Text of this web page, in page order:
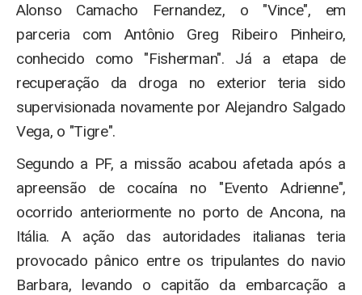
Alonso Camacho Fernandez, o "Vince", em
parceria com Antônio Greg Ribeiro Pinheiro,
conhecido como "Fisherman". Já a etapa de
recuperação da droga no exterior teria sido
supervisionada novamente por Alejandro Salgado
Vega, o "Tigre".
Segundo a PF, a missão acabou afetada após a
apreensão de cocaína no "Evento Adrienne",
ocorrido anteriormente no porto de Ancona, na
Itália. A ação das autoridades italianas teria
provocado pânico entre os tripulantes do navio
Barbara, levando o capitão da embarcação a